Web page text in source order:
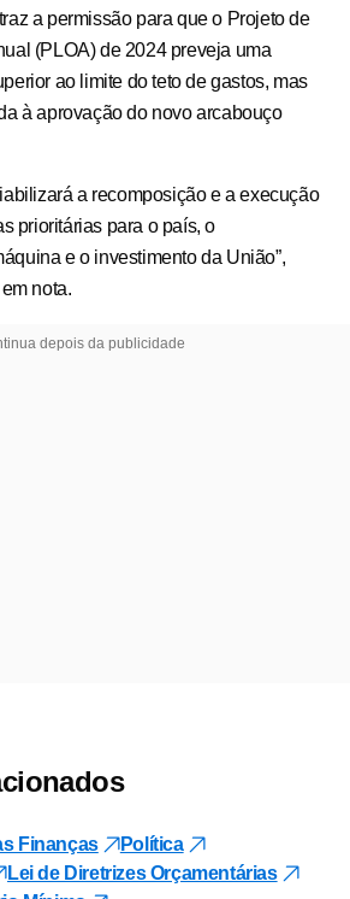
a permissão para que o Projeto de
(PLOA) de 2024 preveja uma
ao limite do teto de gastos, mas
à aprovação do novo arcabouço
a recomposição e a execução
prioritárias para o país, o
e o investimento da União”,
nota.
depois da publicidade
Finanças
Política
Lei de Diretrizes Orçamentárias